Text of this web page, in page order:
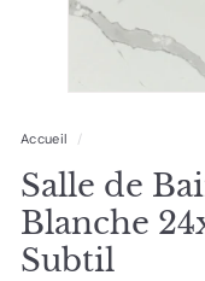
Accueil /
Salle de
Blanche
Subtil